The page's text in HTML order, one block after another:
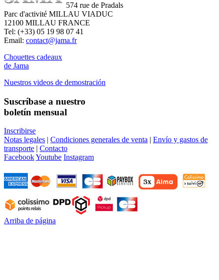
574 rue de Pradals
Parc d'activité MILLAU VIADUC
12100 MILLAU FRANCE
Tel: (+33) 05 19 98 07 41
Email: contact@jama.fr
Chouettes cadeaux
de Jama
Nuestros videos de demostración
Suscríbase a nuestro
boletín mensual
Inscribirse
Notas legales | Condiciones generales de venta | Envío y gastos de
transporte | Contacto
FacebookYoutube Instagram
Arriba de página